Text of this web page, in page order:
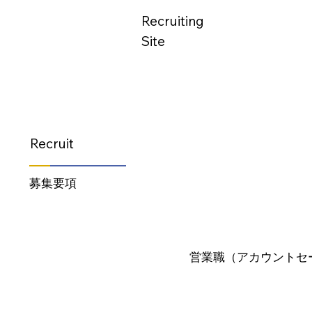
Recruiting
Site
Recruit
募集要項
営業職（アカウントセ